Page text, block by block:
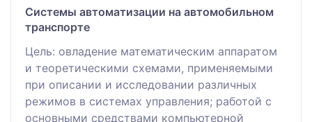
Системы автоматизации на автомобильном
транспорте
Цель: овладение математическим аппаратом
и теоретическими схемами, применяемыми
при описании и исследовании различных
режимов в системах управления; работой с
основными средствами компьютерной